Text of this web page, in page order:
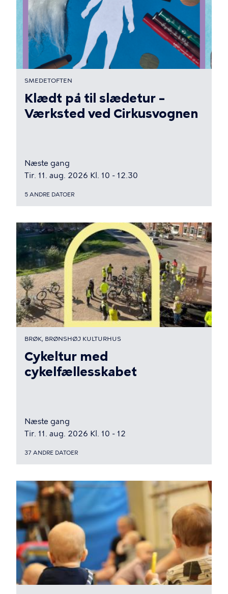
SMEDETOFTEN
Klædt på til slædetur –
Værksted ved Cirkusvognen
Næste gang
Tir. 11. aug. 2026 Kl. 10 - 12.30
5 ANDRE DATOER
BRØK, BRØNSHØJ KULTURHUS
Cykeltur med
cykelfællesskabet
Næste gang
Tir. 11. aug. 2026 Kl. 10 - 12
37 ANDRE DATOER